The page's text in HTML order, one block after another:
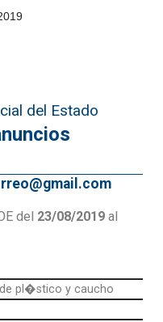
del Estado
del 23/08/2019 al
pl�stico y caucho